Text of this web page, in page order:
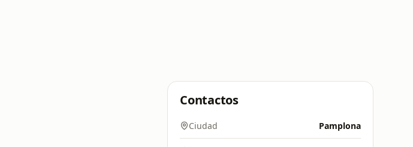
Contactos
Ciudad Pamplona